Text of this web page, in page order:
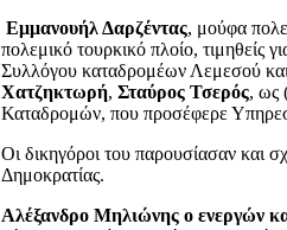
Εμμανουήλ Δαρζέντας, μούφα
πολεμικό τουρκικό πλοίο, τιμηθείς
Συλλόγου καταδρομέων Λεμεσού
Χατζηκτωρή, Σταύρος Τσερός, ως
Καταδρομών, που προσέφερε
Οι δικηγόροι του παρουσίασαν και
Δημοκρατίας.
Αλέξανδρο Μηλιώνης ο ενεργών